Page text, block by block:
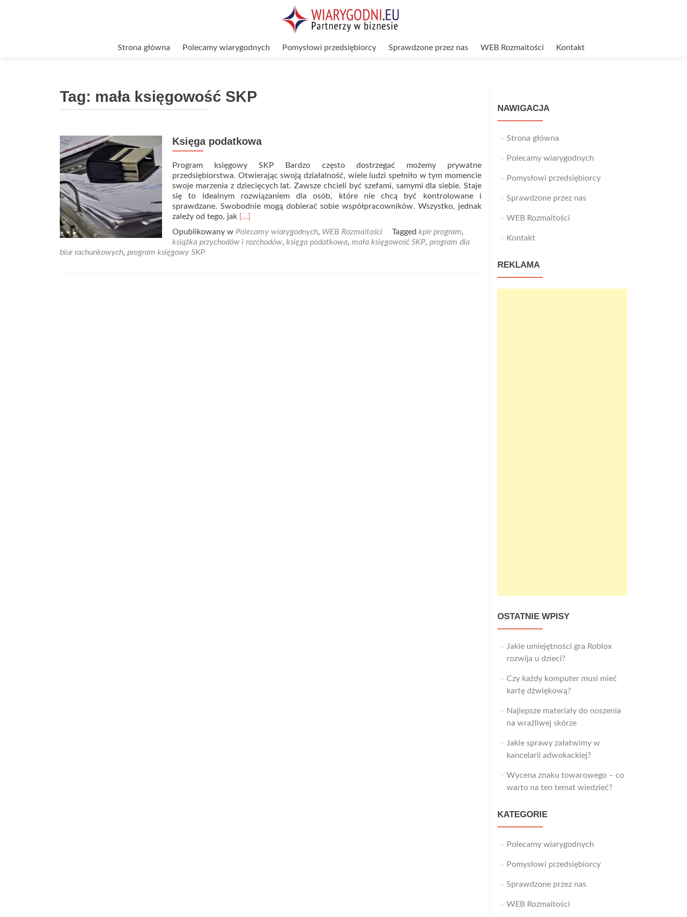
Strona główna Polecamy wiarygodnych Pomysłowi przedsiębiorcy Sprawdzone przez nas WEB Rozmaitości Kontakt
Tag: mała księgowość SKP
Księga podatkowa
Program księgowy SKP Bardzo często dostrzegać możemy prywatne
przedsiębiorstwa. Otwierając swoją działalność, wiele ludzi spełniło w tym momencie
swoje marzenia z dziecięcych lat. Zawsze chcieli być szefami, samymi dla siebie. Staje
się to idealnym rozwiązaniem dla osób, które nie chcą być kontrolowane i
sprawdzane. Swobodnie mogą dobierać sobie współpracowników. Wszystko, jednak
zależy od tego, jak Read
about
Księga
[…]
Opublikowany w Polecamy wiarygodnych, WEB Rozmaitości Tagged kpir program,
książka przychodów i rozchodów, księga podatkowa, mała księgowość SKP, program dla
biur rachunkowych, program księgowy SKP
NAWIGACJA
Strona główna
Polecamy wiarygodnych
Pomysłowi przedsiębiorcy
Sprawdzone przez nas
WEB Rozmaitości
Kontakt
REKLAMA
OSTATNIE WPISY
Jakie umiejętności gra Roblox
rozwija u dzieci?
Czy każdy komputer musi mieć
kartę dźwiękową?
Najlepsze materiały do noszenia
na wrażliwej skórze
Jakie sprawy załatwimy w
kancelarii adwokackiej?
Wycena znaku towarowego – co
warto na ten temat wiedzieć?
KATEGORIE
Polecamy wiarygodnych
Pomysłowi przedsiębiorcy
Sprawdzone przez nas
WEB Rozmaitości